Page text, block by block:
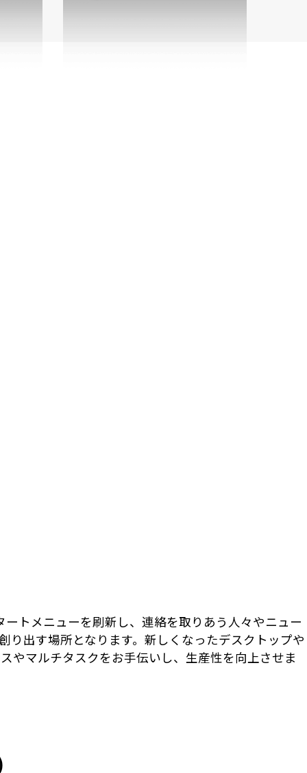
トメニューを刷新し、連絡を取りあう人々やニュー
り出す場所となります。新しくなったデスクトップや
やマルチタスクをお手伝いし、生産性を向上させま